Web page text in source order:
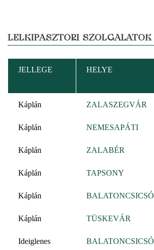
LELKIPÁSZTORI SZOLGÁLATOK
JELLEGE HELYE
Káplán ZALASZEGVÁR
Káplán NEMESAPÁTI
Káplán ZALABÉR
Káplán TAPSONY
Káplán BALATONCSICSÓ
Káplán TÜSKEVÁR
Ideiglenes
BALATONCSICSÓ